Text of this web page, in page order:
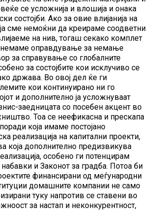
се усложнија и влошија и онака
состојби. Ако за овие влијанија на
сме немоќни да креираме соодветни
на нив, тогаш секако комплет
немаме оправдување за немање
за справување со глобалните
за состојбите кои исклучиво се
држава. Во овој дел ќе ги
кои континуирано ни го
и дополнително ја усложнуваат
заедницата со посебен акцент во
Тоа се неефикасна и прескапа
која имаме постојано
реализација на капитални проекти,
која дополнително предизвикува
особено ги потенцирам
набавки и Законот за градба. Потоа би
финансирани од меѓународни
домашните компании не само
туку напротив се ставени во
за настап и неконкурентност,